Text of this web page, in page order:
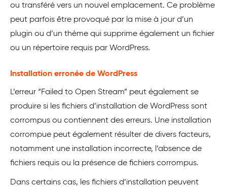
ou transféré vers un nouvel emplacement. Ce problème
peut parfois être provoqué par la mise à jour d’un
plugin ou d’un thème qui supprime également un fichier
ou un répertoire requis par WordPress.
Installation erronée de WordPress
L’erreur “Failed to Open Stream” peut également se
produire si les fichiers d’installation de WordPress sont
corrompus ou contiennent des erreurs. Une installation
corrompue peut également résulter de divers facteurs,
notamment une installation incorrecte, l’absence de
fichiers requis ou la présence de fichiers corrompus.
Dans certains cas, les fichiers d’installation peuvent